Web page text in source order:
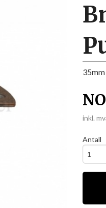
inkl.
Antall